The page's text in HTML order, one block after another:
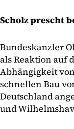
Scholz prescht
Bundeskanzler
als Reaktion auf
Abhängigkeit
schnellen Bau
Deutschland
und